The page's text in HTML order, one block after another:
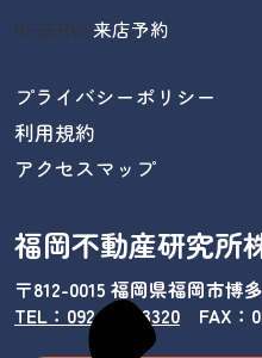
RESERVE来店予約
プライバシーポリシー
利用規約
アクセスマップ
福岡不動産研究所
〒812-0015 福岡県福岡市博
TEL：092-433-3320/ FAX：